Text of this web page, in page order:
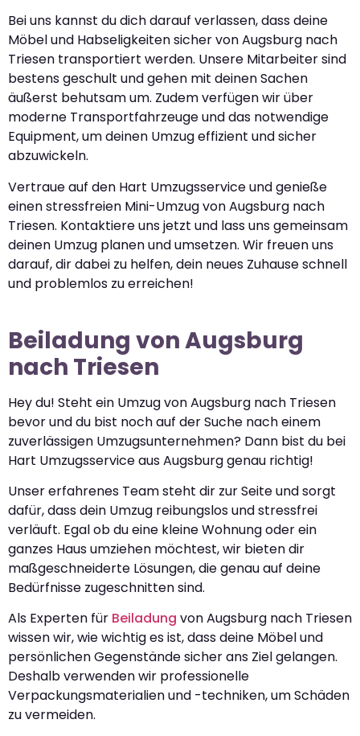
Bei uns kannst du dich darauf verlassen, dass deine
Möbel und Habseligkeiten sicher von Augsburg nach
Triesen transportiert werden. Unsere Mitarbeiter sind
bestens geschult und gehen mit deinen Sachen
äußerst behutsam um. Zudem verfügen wir über
moderne Transportfahrzeuge und das notwendige
Equipment, um deinen Umzug effizient und sicher
abzuwickeln.
Vertraue auf den Hart Umzugsservice und genieße
einen stressfreien Mini-Umzug von Augsburg nach
Triesen. Kontaktiere uns jetzt und lass uns gemeinsam
deinen Umzug planen und umsetzen. Wir freuen uns
darauf, dir dabei zu helfen, dein neues Zuhause schnell
und problemlos zu erreichen!
Beiladung von Augsburg
nach Triesen
Hey du! Steht ein Umzug von Augsburg nach Triesen
bevor und du bist noch auf der Suche nach einem
zuverlässigen Umzugsunternehmen? Dann bist du bei
Hart Umzugsservice aus Augsburg genau richtig!
Unser erfahrenes Team steht dir zur Seite und sorgt
dafür, dass dein Umzug reibungslos und stressfrei
verläuft. Egal ob du eine kleine Wohnung oder ein
ganzes Haus umziehen möchtest, wir bieten dir
maßgeschneiderte Lösungen, die genau auf deine
Bedürfnisse zugeschnitten sind.
Als Experten für Beiladung von Augsburg nach Triesen
wissen wir, wie wichtig es ist, dass deine Möbel und
persönlichen Gegenstände sicher ans Ziel gelangen.
Deshalb verwenden wir professionelle
Verpackungsmaterialien und -techniken, um Schäden
zu vermeiden.